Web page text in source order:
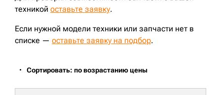
техникой оставьте заявку.
Если нужной модели техники или запчасти нет в
списке — оставьте заявку на подбор.
Сортировать: по возрастанию цены